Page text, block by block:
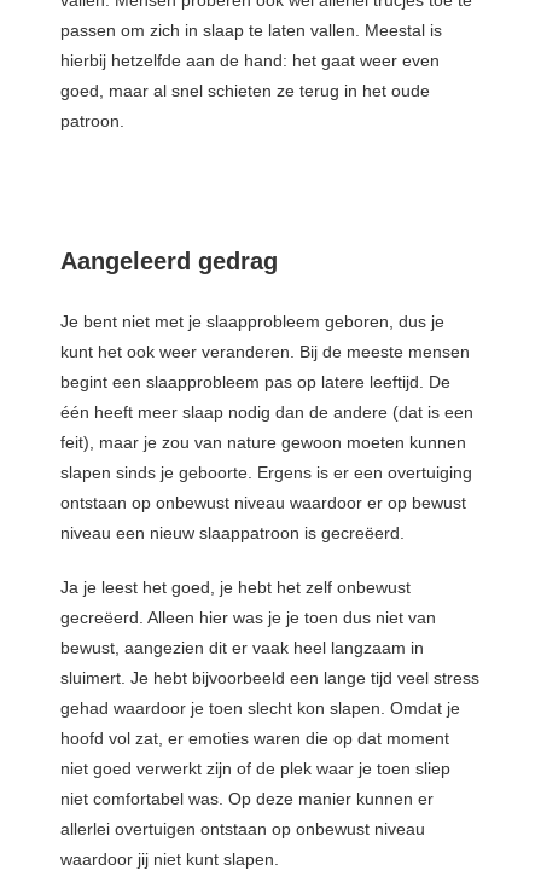
passen om zich in slaap te laten vallen. Meestal is
hierbij hetzelfde aan de hand: het gaat weer even
goed, maar al snel schieten ze terug in het oude
patroon.
Aangeleerd gedrag
Je bent niet met je slaapprobleem geboren, dus je
kunt het ook weer veranderen. Bij de meeste mensen
begint een slaapprobleem pas op latere leeftijd. De
één heeft meer slaap nodig dan de andere (dat is een
feit), maar je zou van nature gewoon moeten kunnen
slapen sinds je geboorte. Ergens is er een overtuiging
ontstaan op onbewust niveau waardoor er op bewust
niveau een nieuw slaappatroon is gecreëerd.
Ja je leest het goed, je hebt het zelf onbewust
gecreëerd. Alleen hier was je je toen dus niet van
bewust, aangezien dit er vaak heel langzaam in
sluimert. Je hebt bijvoorbeeld een lange tijd veel stress
gehad waardoor je toen slecht kon slapen. Omdat je
hoofd vol zat, er emoties waren die op dat moment
niet goed verwerkt zijn of de plek waar je toen sliep
niet comfortabel was. Op deze manier kunnen er
allerlei overtuigen ontstaan op onbewust niveau
waardoor jij niet kunt slapen.